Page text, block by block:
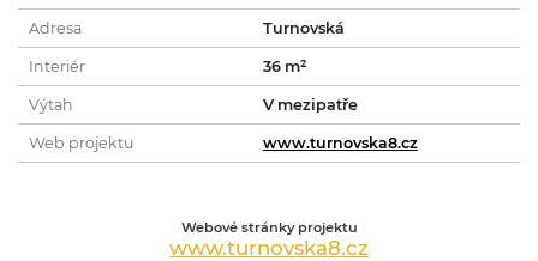
Adresa Turnovská
Interiér 36 m²
Výtah V mezipatře
Web projektu www.turnovska8.cz
Webové stránky projektu
www.turnovska8.cz